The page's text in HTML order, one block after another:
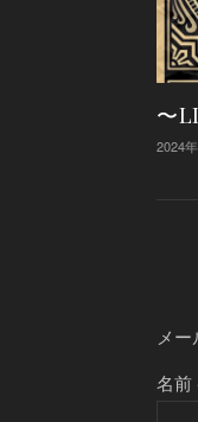
〜
2024
メ
名前